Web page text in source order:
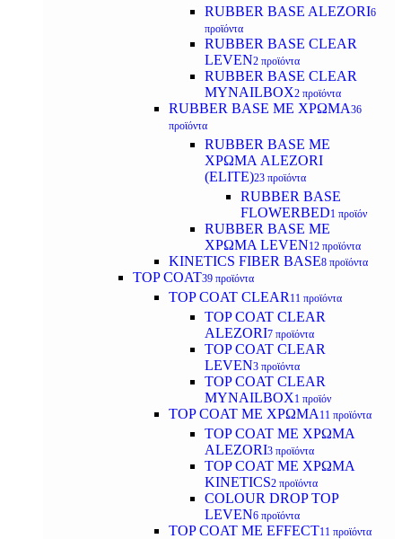
RUBBER BASE ALEZORI6
προϊόντα
RUBBER BASE CLEAR
LEVEN2 προϊόντα
RUBBER BASE CLEAR
MYNAILBOX2 προϊόντα
RUBBER BASE ΜΕ ΧΡΩΜΑ36
προϊόντα
RUBBER BASE ΜΕ
ΧΡΩΜΑ ALEZORI
(ELITE)23 προϊόντα
RUBBER BASE
FLOWERBED1 προϊόν
RUBBER BASE ΜΕ
ΧΡΩΜΑ LEVEN12 προϊόντα
KINETICS FIBER BASE8 προϊόντα
TOP COAT39 προϊόντα
TOP COAT CLEAR 11 προϊόντα
TOP COAT CLEAR
ALEZORI7 προϊόντα
TOP COAT CLEAR
LEVEN3 προϊόντα
TOP COAT CLEAR
MYNAILBOX1 προϊόν
TOP COAT ΜΕ ΧΡΩΜΑ 11 προϊόντα
TOP COAT ΜΕ ΧΡΩΜΑ
ALEZORI3 προϊόντα
TOP COAT ΜΕ ΧΡΩΜΑ
KINETICS2 προϊόντα
COLOUR DROP TOP
LEVEN6 προϊόντα
TOP COAT ΜΕ EFFECT11 προϊόντα